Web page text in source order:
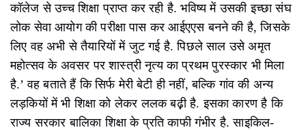
कॉलेज से उच्च शिक्षा प्राप्त कर रही है. भविष्य में उसकी इच्छा संघ
लोक सेवा आयोग की परीक्षा पास कर आईएएस बनने की है, जिसके
लिए वह अभी से तैयारियों में जुट गई है. पिछले साल उसे अमृत
महोत्सव के अवसर पर शास्त्री नृत्य का प्रथम पुरस्कार भी मिला
है.’ वह बताते हैं कि सिर्फ मेरी बेटी ही नहीं, बल्कि गांव की अन्य
लड़कियों में भी शिक्षा को लेकर ललक बढ़़ी है. इसका कारण है कि
राज्य सरकार बालिका शिक्षा के प्रति काफी गंभीर है. साइकिल-